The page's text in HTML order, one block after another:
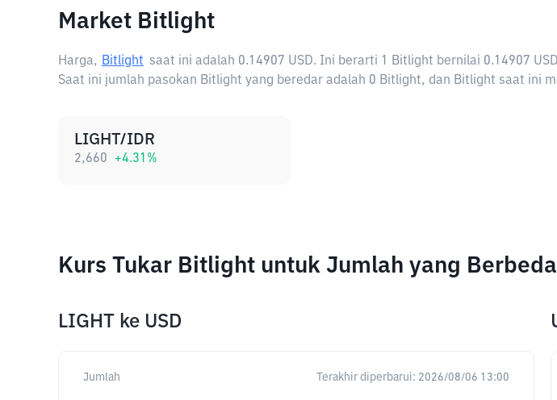
Market Bitlight
Harga, Bitlight saat ini adalah 0.14907 USD. Ini berarti 1 Bitlight bernilai 0.14907
Saat ini jumlah pasokan Bitlight yang beredar adalah 0 Bitlight, dan Bitlight saat ini
LIGHT/IDR
2,660 +4.31 %
Kurs Tukar Bitlight untuk Jumlah yang Berbeda
LIGHT ke USD
Jumlah Terakhir diperbarui: 2026/08/06 13:00